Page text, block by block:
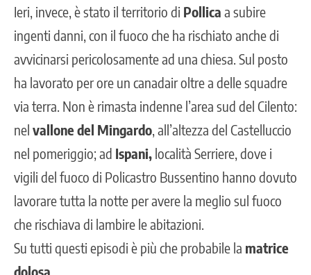
Ieri, invece, è stato il territorio di Pollica a subire
ingenti danni, con il fuoco che ha rischiato anche di
avvicinarsi pericolosamente ad una chiesa. Sul posto
ha lavorato per ore un canadair oltre a delle squadre
via terra. Non è rimasta indenne l’area sud del Cilento:
nel vallone del Mingardo, all’altezza del Castelluccio
nel pomeriggio; ad Ispani, località Serriere, dove i
vigili del fuoco di Policastro Bussentino hanno dovuto
lavorare tutta la notte per avere la meglio sul fuoco
che rischiava di lambire le abitazioni.
Su tutti questi episodi è più che probabile la matrice
dolosa.